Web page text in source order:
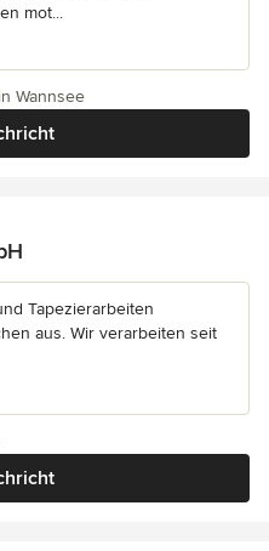
mot...
Wannsee
Tapezierarbeiten
aus. Wir verarbeiten seit